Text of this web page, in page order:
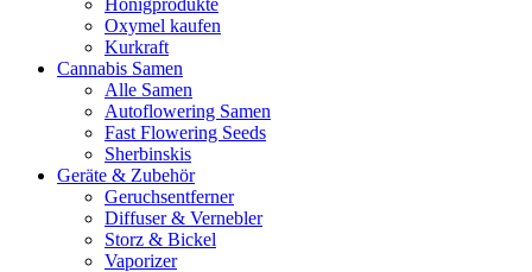
Oxymel kaufen
Kurkraft
Cannabis Samen
Alle Samen
Autoflowering Samen
Fast Flowering Seeds
Sherbinskis
Geräte & Zubehör
Geruchsentferner
Diffuser & Vernebler
Storz & Bickel
Vaporizer